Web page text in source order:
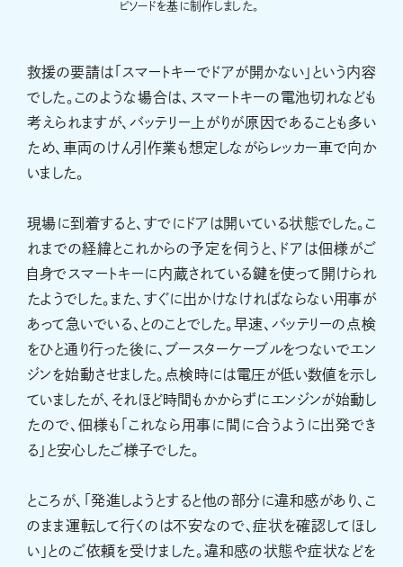
ピソードを基に制作しました。
救援の要請は「スマートキーでドアが開かない」という内容
でした。このような場合は、スマートキーの電池切れなども
考えられますが、バッテリー上がりが原因であることも多い
ため、車両のけん引作業も想定しながらレッカー車で向か
いました。
現場に到着すると、すでにドアは開いている状態でした。こ
れまでの経緯とこれからの予定を伺うと、ドアは佃様がご
自身でスマートキーに内蔵されている鍵を使って開けられ
たようでした。また、すぐに出かけなければならない用事が
あって急いでいる、とのことでした。早速、バッテリーの点検
をひと通り行った後に、ブースターケーブルをつないでエン
ジンを始動させました。点検時には電圧が低い数値を示し
ていましたが、それほど時間もかからずにエンジンが始動し
たので、佃様も「これなら用事に間に合うように出発でき
る」と安心したご様子でした。
ところが、「発進しようとすると他の部分に違和感があり、こ
のまま運転して行くのは不安なので、症状を確認してほし
い」とのご依頼を受けました。違和感の状態や症状などを